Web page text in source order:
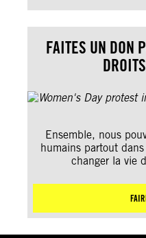
FAITES UN DON
Ensemble, nous
humains partout
changer la vie